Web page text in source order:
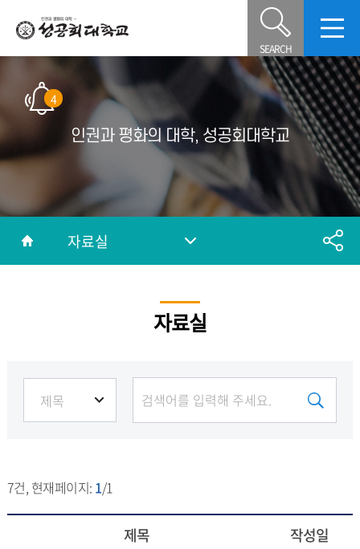
4
인권과 평화의 대학, 성공회대학교
자료실
자료실
7건, 현재페이지: 1/1
제목 작성일